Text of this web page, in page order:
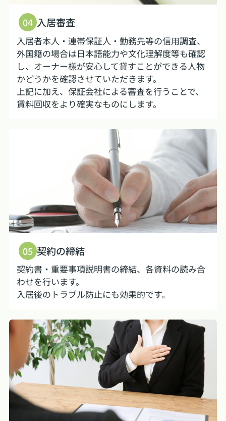
04 入居審査
入居者本人・連帯保証人・勤務先等の信用調査、
外国籍の場合は日本語能力や文化理解度等も確認
し、オーナー様が安心して貸すことができる人物
かどうかを確認させていただきます。
上記に加え、保証会社による審査を行うことで、
賃料回収をより確実なものにします。
05 契約の締結
契約書・重要事項説明書の締結、各資料の読み合
わせを行います。
入居後のトラブル防止にも効果的です。